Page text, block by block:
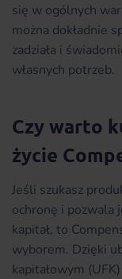
się w ogólnych
można dokładnie
zadziała i
własnych potrzeb.
Czy warto
życie
Jeśli szukasz
ochronę i pozwala
kapitał, to
wyborem. Dzięki
kapitałowym